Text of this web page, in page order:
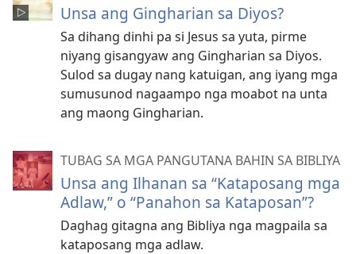
Unsa ang Gingharian sa Diyos?
Sa dihang dinhi pa si Jesus sa yuta, pirme
niyang gisangyaw ang Gingharian sa Diyos.
Sulod sa dugay nang katuigan, ang iyang mga
sumusunod nagaampo nga moabot na unta
ang maong Gingharian.
TUBAG SA MGA PANGUTANA BAHIN SA BIBLIYA
Unsa ang Ilhanan sa “Kataposang mga
Adlaw,” o “Panahon sa Kataposan”?
Daghag gitagna ang Bibliya nga magpaila sa
kataposang mga adlaw.